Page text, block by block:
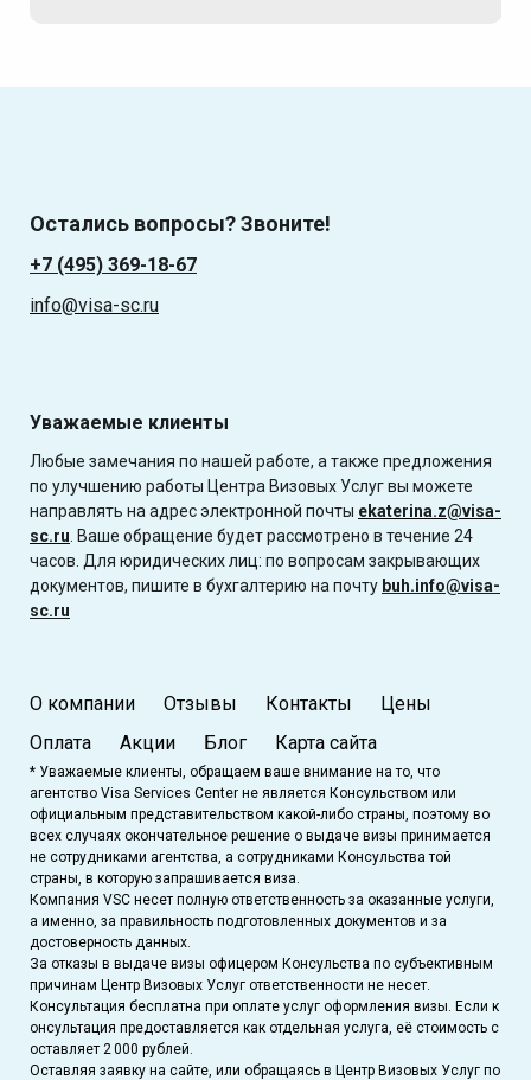
Остались вопросы? Звоните!
+7 (495) 369-18-67
info@visa-sc.ru
Уважаемые клиенты
Любые замечания по нашей работе, а также предложения
по улучшению работы Центра Визовых Услуг вы можете
направлять на адрес электронной почты ekaterina.z@visa-
sc.ru . Ваше обращение будет рассмотрено в течение 24
часов. Для юридических лиц: по вопросам закрывающих
документов, пишите в бухгалтерию на почту buh.info@visa-
sc.ru
О компании Отзывы Контакты
Цены
Оплата
Акции Блог Карта сайта
* Уважаемые клиенты, обращаем ваше внимание на то, что
агентство Visa Services Center не является Консульством или
официальным представительством какой-либо страны, поэтому во
всех случаях окончательное решение о выдаче визы принимается
не сотрудниками агентства, а сотрудниками Консульства той
страны, в которую запрашивается виза.
Компания VSC несет полную ответственность за оказанные услуги,
а именно, за правильность подготовленных документов и за
достоверность данных.
За отказы в выдаче визы офицером Консульства по субъективным
причинам Центр Визовых Услуг ответственности не несет.
Консультация бесплатна при оплате услуг оформления визы. Если к
онсультация предоставляется как отдельная услуга, её стоимость с
оставляет 2 000 рублей.
Оставляя заявку на сайте, или обращаясь в Центр Визовых Услуг по